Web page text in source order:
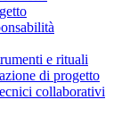
e rituali
di progetto
collaborativi